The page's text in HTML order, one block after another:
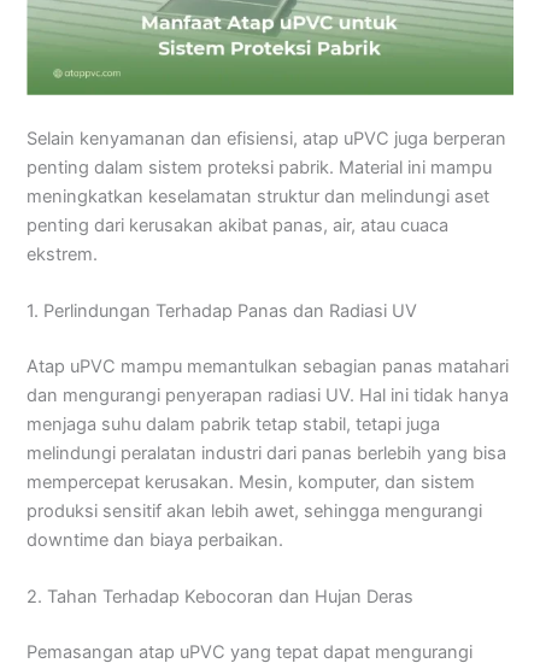
Selain kenyamanan dan efisiensi, atap uPVC juga berperan
penting dalam sistem proteksi pabrik. Material ini mampu
meningkatkan keselamatan struktur dan melindungi aset
penting dari kerusakan akibat panas, air, atau cuaca
ekstrem.
1. Perlindungan Terhadap Panas dan Radiasi UV
Atap uPVC mampu memantulkan sebagian panas matahari
dan mengurangi penyerapan radiasi UV. Hal ini tidak hanya
menjaga suhu dalam pabrik tetap stabil, tetapi juga
melindungi peralatan industri dari panas berlebih yang bisa
mempercepat kerusakan. Mesin, komputer, dan sistem
produksi sensitif akan lebih awet, sehingga mengurangi
downtime dan biaya perbaikan.
2. Tahan Terhadap Kebocoran dan Hujan Deras
Pemasangan atap uPVC yang tepat dapat mengurangi